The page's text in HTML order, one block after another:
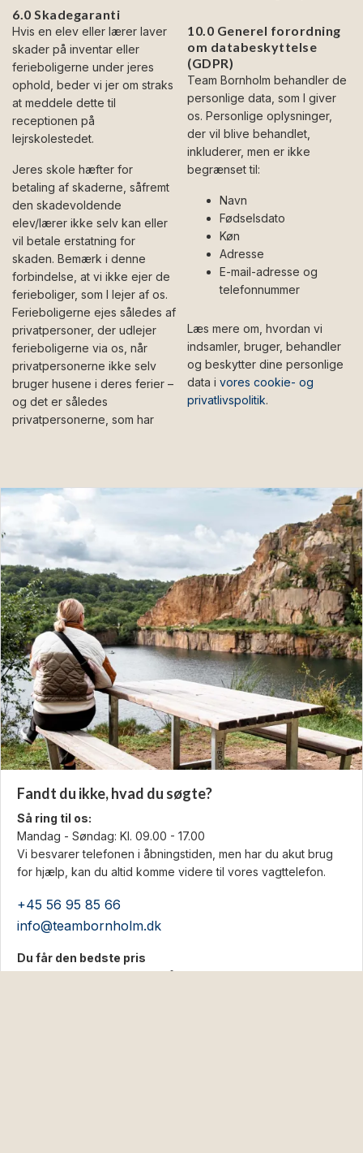
6.0 Skadegaranti
Hvis en elev eller lærer laver
skader på inventar eller
ferieboligerne under jeres
ophold, beder vi jer om straks
at meddele dette til
receptionen på
lejrskolestedet.
Jeres skole hæfter for
betaling af skaderne, såfremt
den skadevoldende
elev/lærer ikke selv kan eller
vil betale erstatning for
skaden. Bemærk i denne
forbindelse, at vi ikke ejer de
ferieboliger, som I lejer af os.
Ferieboligerne ejes således af
privatpersoner, der udlejer
ferieboligerne via os, når
privatpersonerne ikke selv
bruger husene i deres ferier –
og det er således
privatpersonerne, som har
10.0 Generel forordning
om databeskyttelse
(GDPR)
Team Bornholm behandler de
personlige data, som I giver
os. Personlige oplysninger,
der vil blive behandlet,
inkluderer, men er ikke
begrænset til:
Navn
Fødselsdato
Køn
Adresse
E-mail-adresse og
telefonnummer
Læs mere om, hvordan vi
indsamler, bruger, behandler
og beskytter dine personlige
data i vores cookie- og
privatlivspolitik.
Fandt du ikke, hvad du søgte?
Så ring til os:
Mandag - Søndag: Kl. 09.00 - 17.00
Vi besvarer telefonen i åbningstiden, men har du akut brug
for hjælp, kan du altid komme videre til vores vagttelefon.
+45 56 95 85 66
info@teambornholm.dk
Du får den bedste pris
Hos os bestiller du direkte på feriestedet. Dét sikrer dig den